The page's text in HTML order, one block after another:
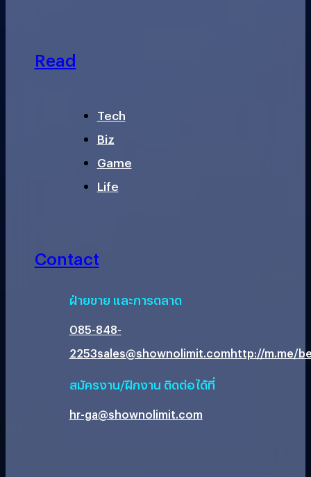
Read
Tech
Biz
Game
Life
Contact
ฝ่ายขาย และการตลาด
085-848-
2253sales@shownolimit.comhttp://m.me/
สมัครงาน/ฝึกงาน ติดต่อได้ที่
hr-ga@shownolimit.com